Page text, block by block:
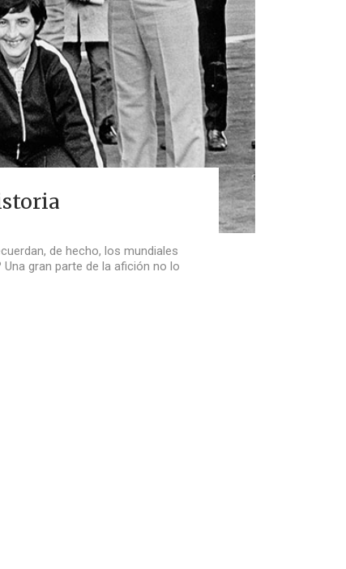
de hecho, los mundiales
gran parte de la afición no lo